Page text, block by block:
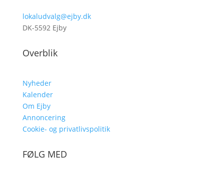
lokaludvalg@ejby.dk
DK-5592 Ejby
Overblik
Nyheder
Kalender
Om Ejby
Annoncering
Cookie- og privatlivspolitik
FØLG MED